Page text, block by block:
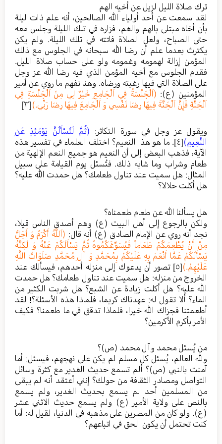
ترك صلاة الليل لزيل عن أخيه الهم
لقد سمعت عن أحد أولياء الله الصالحين، أنه علم ذات ليلة
بأن أخاه مبتلى بالهم والغم، فزاره في تلك الليلة وجلس معه
حتى الصباح، ولعل الصلاة فاتته في تلك الليلة. ولم يكن
يكترث بعدما علم أن رضا الله سبحانه في الجلوس مع ذلك
المؤمن إزالة لهمومه وغمومه ولو على حساب صلاة الليل.
فقدم الجلوس مع أخيه المؤمن الذي فيه رضا الله عز وجل
على الصلاة التي فيها رغبته ورضاه. وهنا نفهم ما روي عن أمير
المؤمنين (ع): (اَلْجَلْسَةُ فِي اَلْجَامِعِ خَيْرٌ لِي مِنَ اَلْجَلْسَةِ فِي
اَلْجَنَّةِ فَإِنَّ اَلْجَنَّةَ فِيهَا رِضَا نَفْسِي وَ اَلْجَامِعَ فِيهَا رِضَا رَبِّي.)[٣]
ويقول عز وجل في سورة التكاثر: (ثُمَّ لَتُسْأَلُنَّ يَوْمَئِذٍ عَنِ
النَّعِيمِ)[٤]
. ما هو هذا النعيم؟ اختلف العلماء في تفسير هذه
الآية، فذهب البعض إلى أن النعيم هو جميع النعم الإلهية من
طعام وشراب وما شابه ذلك. فتُسئل يوم القيامة على سبيل
المثال: هل سميت عند تناول طعامك؟ هل حمدت الله عليه؟
هل أكلت حلالا؟
هل يسألنا الله عن طعام طعمناه؟
ولكن بالرجوع إلى أهل البيت (ع) وهم أصدق الناس قيلا،
نجد أنه روي عن الإمام الصادق (ع) أنه قال: (اَللَّهُ أَكْرَمُ وَ أَجَلُّ
مِنْ أَنْ يُطْعِمَكُمْ طَعَاماً فَيُسَوِّغَكُمُوهُ ثُمَّ يَسْأَلَكُمْ عَنْهُ وَ لَكِنَّهُ
يَسْأَلُكُمْ عَمَّا أَنْعَمَ بِهِ عَلَيْكُمْ بِمُحَمَّدٍ وَ آلِ مُحَمَّدٍ صَلَوَاتُ اللَّهِ
عَلَيْهِمْ.)[٥]
تصور أن يدعوك إلى منزله أحدهم، فيسألك عند
الخروج من منزله: هل سميت عند تناول طعامك؟ هل حمدت
الله عليه؟ هل أكلت زيادة عن الشبع؟ هل شربت الكثير من
الماء؟ ألا تقول له: عهدناك كريما، فلماذا هذه الأسئلة؟! لقد
أطعمتنا فجزاك الله خيرا، فلماذا تدقق في ما طعمنا؟ فكيف
الأمر بأكرم الأكرمين؟
من يُسئل محمد وآل محمد (ص)؟
ولله العالم، يُسئل كل مسلم لم يكن على نهجهم، فيسئل: أما
آمنت بالنبي (ص)؟ ألم تسمع حديث الغدير مع كثرة وسائل
التواصل ومصادر الثقافة من حولك؟ إنني أعتقد أنه لم يبقى
من المسلمين أحد لم يسمع بحديث الغدير، ولم يسمع
بالنص على ولاية الأمير (ع) ولم يسمع حديث الاثني عشر
(ع). ولو كان من المصرين على مذهبه في الدنيا، لقيل له: أما
كنت تحتمل أن يكون الحق في اتباعهم؟